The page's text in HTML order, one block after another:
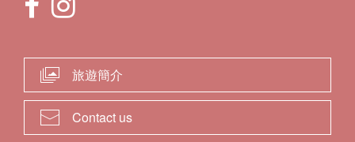
旅遊簡介
Contact us